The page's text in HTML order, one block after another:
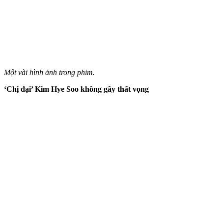
Một vài hình ảnh trong phim.
‘Chị đại’ Kim Hye Soo không gây thất vọng